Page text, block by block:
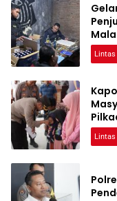
Lintas
Lintas